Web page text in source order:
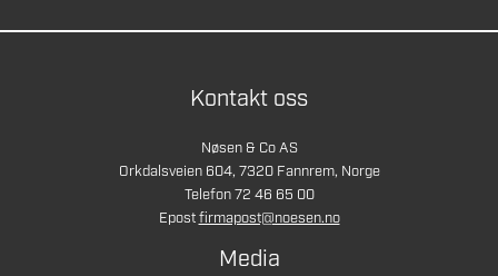
Kontakt oss
Nøsen & Co AS
Orkdalsveien 604, 7320 Fannrem, Norge
Telefon 72 46 65 00
Epostfirmapost@noesen.no
Media